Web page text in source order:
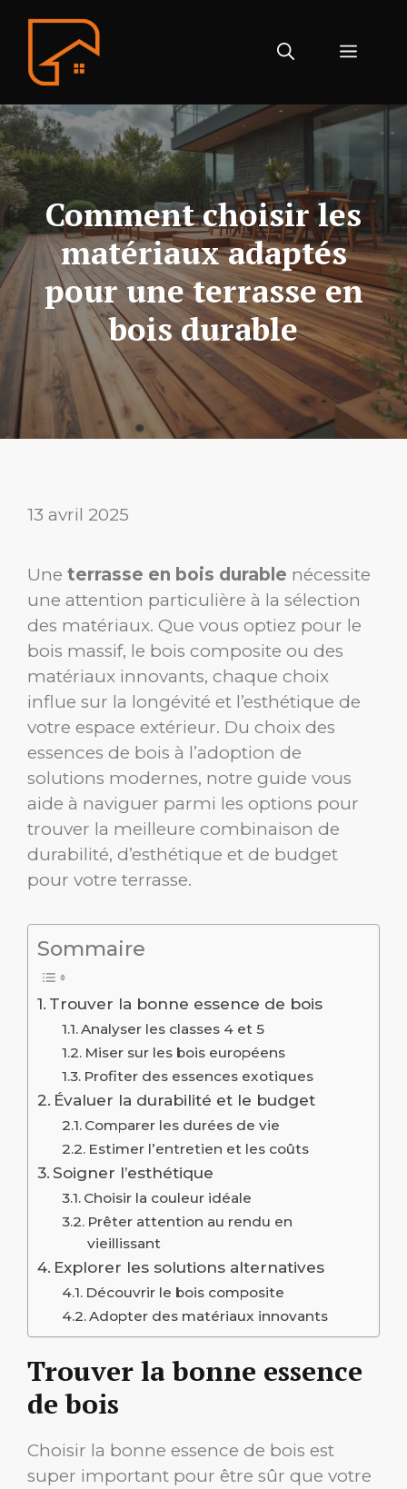
contenu
Menu
Comment choisir les
matériaux adaptés
pour une terrasse en
bois durable
13 avril 2025
Une terrasse en bois durable nécessite
une attention particulière à la sélection
des matériaux. Que vous optiez pour le
bois massif, le bois composite ou des
matériaux innovants, chaque choix
influe sur la longévité et l’esthétique de
votre espace extérieur. Du choix des
essences de bois à l’adoption de
solutions modernes, notre guide vous
aide à naviguer parmi les options pour
trouver la meilleure combinaison de
durabilité, d’esthétique et de budget
pour votre terrasse.
Sommaire
Trouver la bonne essence de bois
Analyser les classes 4 et 5
Miser sur les bois européens
Profiter des essences exotiques
Évaluer la durabilité et le budget
Comparer les durées de vie
Estimer l’entretien et les coûts
Soigner l’esthétique
Choisir la couleur idéale
Prêter attention au rendu en
vieillissant
Explorer les solutions alternatives
Découvrir le bois composite
Adopter des matériaux innovants
Trouver la bonne essence
de bois
Choisir la bonne essence de bois est
super important pour être sûr que votre